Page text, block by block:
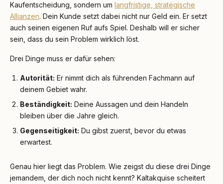
Kaufentscheidung, sondern um langfristige, strategische
Allianzen. Dein Kunde setzt dabei nicht nur Geld ein. Er setzt
auch seinen eigenen Ruf aufs Spiel. Deshalb will er sicher
sein, dass du sein Problem wirklich löst.
Drei Dinge muss er dafür sehen:
Autorität: Er nimmt dich als führenden Fachmann auf
deinem Gebiet wahr.
Beständigkeit: Deine Aussagen und dein Handeln
bleiben über die Jahre gleich.
Gegenseitigkeit: Du gibst zuerst, bevor du etwas
erwartest.
Genau hier liegt das Problem. Wie zeigst du diese drei Dinge
jemandem, der dich noch nicht kennt? Kaltakquise scheitert